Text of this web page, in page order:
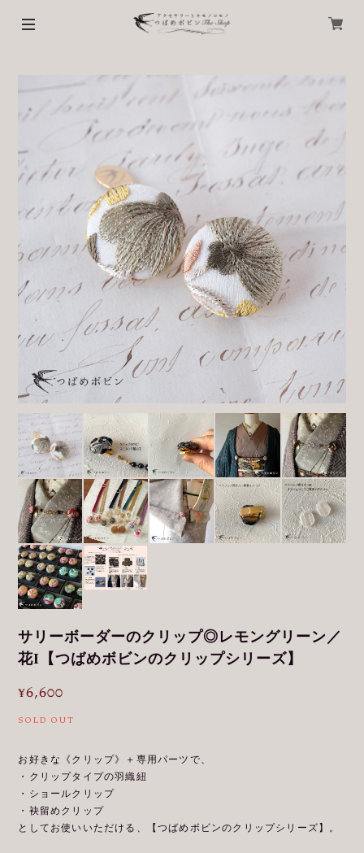
サリーボーダーのクリップ◎レモングリーン／
花I【つばめボビンのクリップシリーズ】
¥6,600
SOLD OUT
お好きな《クリップ》＋専用パーツで、
・クリップタイプの羽織紐
・ショールクリップ
・袂留めクリップ
としてお使いいただける、【つばめボビンのクリップシリーズ】。